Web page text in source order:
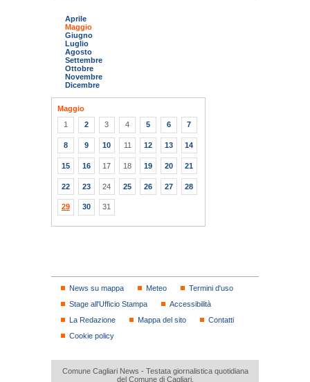
Aprile
Maggio
Giugno
Luglio
Agosto
Settembre
Ottobre
Novembre
Dicembre
Maggio
1
2 3 4 5 6 7
8 9 10 11 12 13 14
15 16 17 18 19 20 21
22 23 24 25 26 27 28
29 30 31
News su mappa Meteo
Termini d'uso
Stage all'Ufficio Stampa
Accessibilità
La Redazione
Mappa del sito
Contatti
Cookie policy
Comune Cagliari News - Testata giornalistica quotidiana
del Comune di Cagliari.